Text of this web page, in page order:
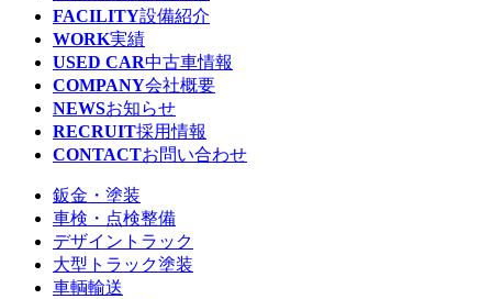
FACILITY設備紹介
WORK実績
USED CAR中古車情報
COMPANY会社概要
NEWSお知らせ
RECRUIT採用情報
CONTACTお問い合わせ
鈑金・塗装
車検・点検整備
デザイントラック
大型トラック塗装
車輌輸送